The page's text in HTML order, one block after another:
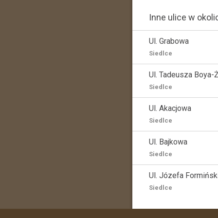
Inne ulice w
Ul. Grabowa
Siedlce
Ul. Tadeusza
Siedlce
Ul. Akacjowa
Siedlce
Ul. Bajkowa
Siedlce
Ul. Józefa
Siedlce